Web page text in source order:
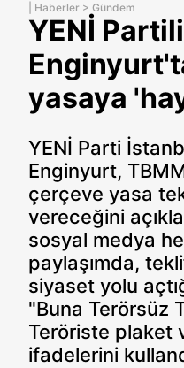
Haberler > Gündem
YENİ Partili
yasaya
YENİ Parti
Enginyurt,
çerçeve yasa
vereceğini
sosyal medya
paylaşımda,
siyaset yolu
"Buna Terörsüz
Teröriste plaket
ifadelerini